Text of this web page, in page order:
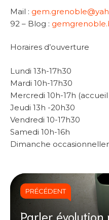
Mail :
92 – Blog :
Horaires d’ouverture
Lundi 13h-17h30
Mardi 10h-17h30
Mercredi 10h-17h
Jeudi 13h -20h30
Vendredi 10-17h30
Samedi 10h-16h
Dimanche
PRÉCÉDENT
Parler évolution